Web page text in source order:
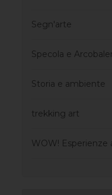
Segn'arte
Specola e
Storia e ambiente
trekking art
WOW! Esperienze